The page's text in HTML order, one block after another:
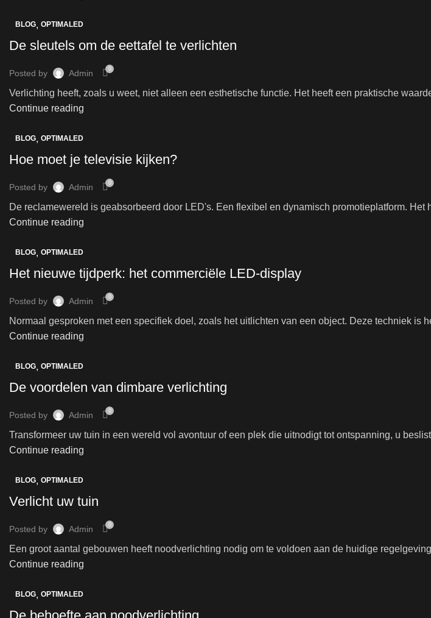
BLOG, OPTIMALED
De sleutels om de eettafel te verlichten
Posted by Admin 0
Verlichting heeft, zoals u weet, niet alleen een esthetische functie. Het heeft een praktische
Continue reading
BLOG, OPTIMALED
Hoe moet je televisie kijken?
Posted by Admin 0
De reclamewereld is geabsorbeerd door LED's. Een flexibel en dynamisch promotieplatform. Het
Continue reading
BLOG, OPTIMALED
Het nieuwe tijdperk: het commerciële LED-display
Posted by Admin 0
Normaal gesproken met een specifiek doel, zoals het uitlichten van een object. Deze techniek is
Continue reading
BLOG, OPTIMALED
De voordelen van dimbare verlichting
Posted by Admin 0
Transformeer uw tuin in een wereld vol avontuur of een plek die uitnodigt tot ontspanning, u
Continue reading
BLOG, OPTIMALED
Verlicht uw tuin
Posted by Admin 0
Een groot aantal gebouwen heeft noodverlichting nodig om te voldoen aan de huidige
Continue reading
BLOG, OPTIMALED